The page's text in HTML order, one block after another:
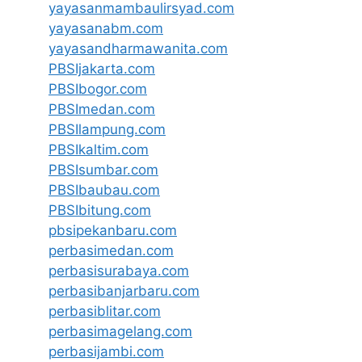
yayasanmambaulirsyad.com
yayasanabm.com
yayasandharmawanita.com
PBSIjakarta.com
PBSIbogor.com
PBSImedan.com
PBSIlampung.com
PBSIkaltim.com
PBSIsumbar.com
PBSIbaubau.com
PBSIbitung.com
pbsipekanbaru.com
perbasimedan.com
perbasisurabaya.com
perbasibanjarbaru.com
perbasiblitar.com
perbasimagelang.com
perbasijambi.com